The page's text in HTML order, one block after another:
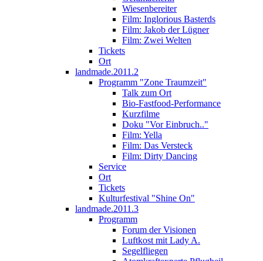
Wiesenbereiter
Film: Inglorious Basterds
Film: Jakob der Lügner
Film: Zwei Welten
Tickets
Ort
landmade.2011.2
Programm "Zone Traumzeit"
Talk zum Ort
Bio-Fastfood-Performance
Kurzfilme
Doku "Vor Einbruch.."
Film: Yella
Film: Das Versteck
Film: Dirty Dancing
Service
Ort
Tickets
Kulturfestival "Shine On"
landmade.2011.3
Programm
Forum der Visionen
Luftkost mit Lady A.
Segelfliegen